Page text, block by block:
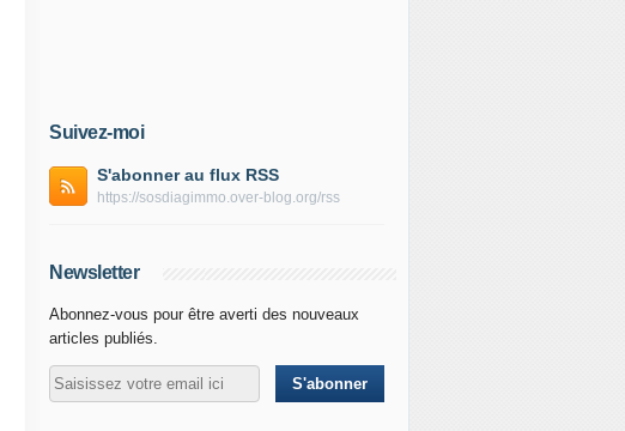
Suivez-moi
S'abonner au flux RSS
https://sosdiagimmo.over-blog.org/rss
Newsletter
Abonnez-vous pour être averti des nouveaux
articles publiés.